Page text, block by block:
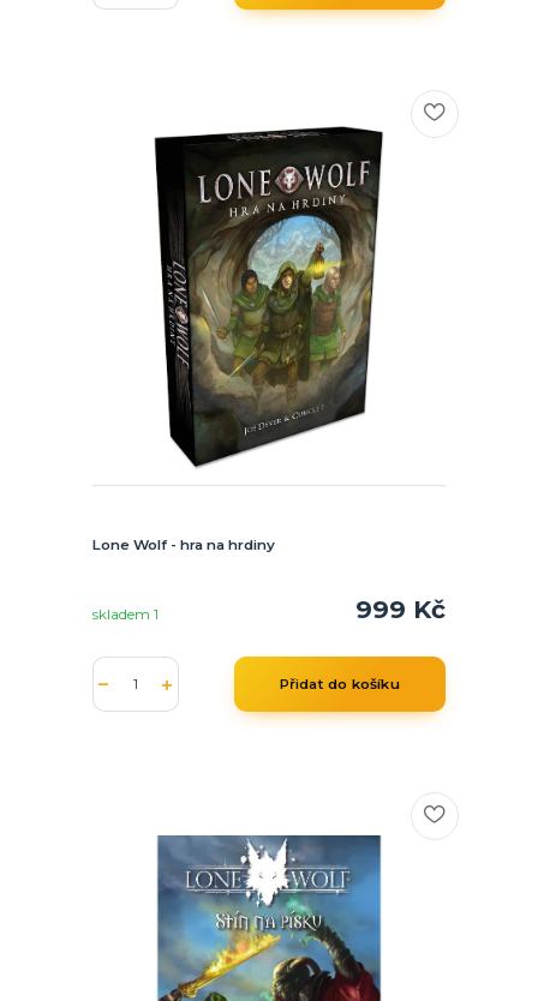
Lone Wolf - hra na hrdiny
999 Kč
skladem 1
Přidat do košíku